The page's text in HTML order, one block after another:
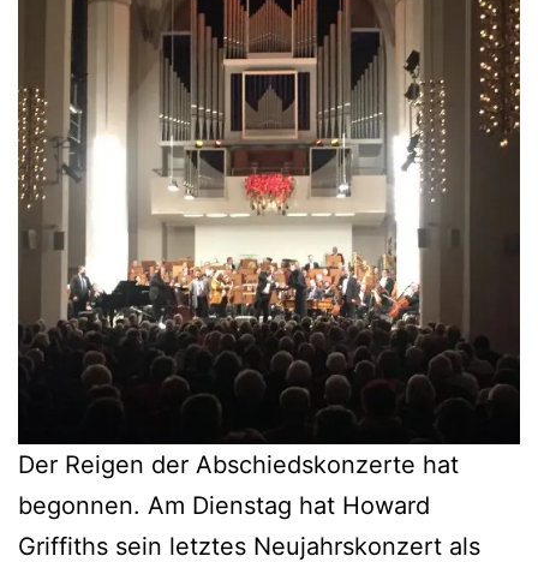
Der Reigen der Abschiedskonzerte hat
begonnen. Am Dienstag hat Howard
Griffiths sein letztes Neujahrskonzert als